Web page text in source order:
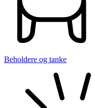
Beholdere og tanke